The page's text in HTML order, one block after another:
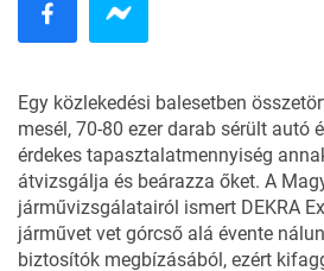
Egy közlekedési balesetben
mesél, 70-80 ezer darab sérült autó
érdekes tapasztalatmennyiség
átvizsgálja és beárazza őket. A
járművizsgálatairól ismert DEKRA
járművet vet górcső alá évente
biztosítók megbízásából, ezért